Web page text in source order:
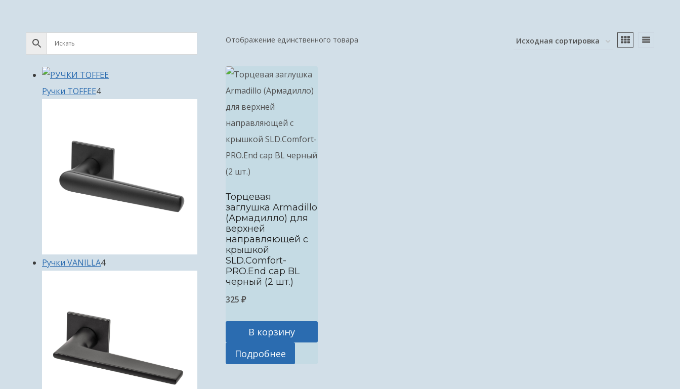
Отображение единственного товара
Торцевая
заглушка Armadillo
(Армадилло) для
верхней
направляющей с
крышкой
SLD.Comfort-
PRO.End cap BL
черный (2 шт.)
325 ₽
В корзину
Подробнее
Ручки TOFFEE44
Ручки VANILLA44